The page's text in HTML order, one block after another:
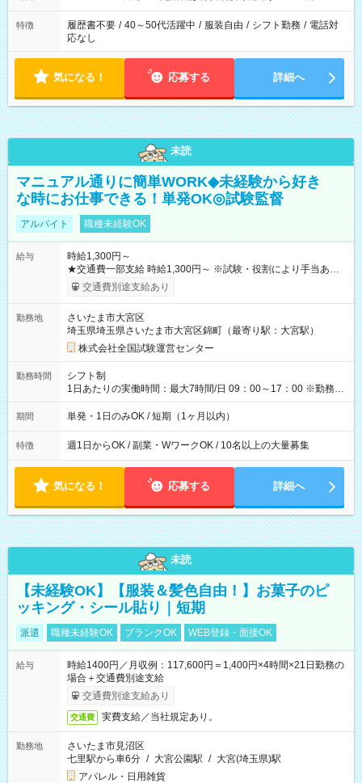
特徴 履歴書不要 / 40～50代活躍中 / 服装自由 / シフト勤務 / 電話対
応なし
気になる！ 応募する 詳細へ
未読
マニュアル通りに簡単WORK◆未経験から好き
な時にお仕事できる！単発OK◎試験監督
アルバイト 職種未経験OK
給与
時給1,300円～
★交通費一部支給 時給1,300円～ ※試験・役割により手当あり
※勤務回数により昇給あり 【即給（前払い）オプションあ
り！】 希望される場合、勤務から1週間ほどで給与の一部を受け
例】 ・河合塾模擬試験 8:30～17:30（休憩1時間） 時給1,300円
×8時間＝日収10,400円＋交通費 ※当日の役割により時給＋100
円の場合あり ・国家試験 7:00～13:30（休憩なし） 時給1,300
円（役割手当＋100円）×6時間＝日収8,400円＋交通費 【試用期
間】試用期間なし
交通費別途支給あり
勤務地
さいたま市大宮区
埼玉県埼玉県さいたま市大宮区錦町（最寄り駅：大宮駅）
株式会社全国試験運営センター
勤務時間
シフト制
1日あたりの実働時間：最大7時間/日 09：00～17：00 ※勤務時
間は 試験により異なります。
期間 単発・1日のみOK / 短期（1ヶ月以内）
特徴 週1日からOK / 副業・WワークOK / 10名以上の大量募集
気になる！ 応募する 詳細へ
未読
【未経験OK】【服装＆髪色自由！】お菓子のピ
ッキング・シール貼り｜短期
派遣 職種未経験OK ブランクOK WEB登録・面接OK
給与
時給1400円／月収例：117,600円＝1,400円×4時間×21日勤務の
場合＋交通費別途支給
交通費別途支給あり
交通費 実費支給／当社規定あり。
勤務地
さいたま市見沼区
七里駅から車6分 / 大宮公園駅 / 大宮(埼玉県)駅
アパレル・日用雑貨